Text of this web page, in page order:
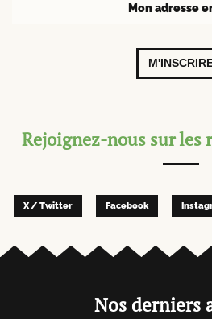
Rejoignez-nous sur les
X / Twitter Facebook
Nos derniers